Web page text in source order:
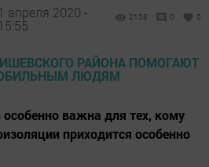
апреля 2020 -
2138 0 0
важна для тех, кому
приходится особенно